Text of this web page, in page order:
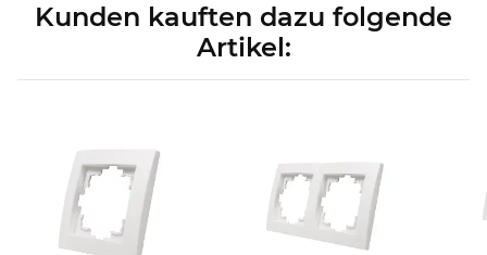
Kunden kauften dazu folgende
Artikel: